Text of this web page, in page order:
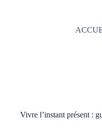
Vivre l’instant présent :